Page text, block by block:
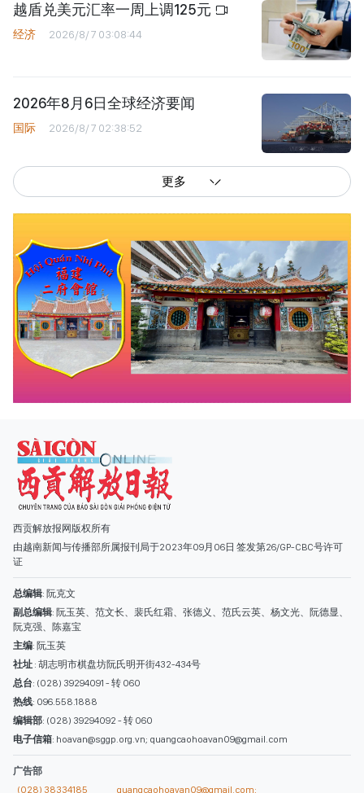
越盾兑美元汇率一周上调125元
经济 2026/8/7 03:08:44
2026年8月6日全球经济要闻
国际 2026/8/7 02:38:52
更多
西贡解放报网版权所有
由越南新闻与传播部所属报刊局于2023年09月06日 签发第26/GP-CBC号许可
副总编辑: 阮玉英、范文长、裴氏红霜、张德义、范氏云英、杨文光、阮德显、
阮克强、陈嘉宝
主编: 阮玉英
社址: 胡志明市棋盘坊阮氏明开街432-434号
总台: (028) 39294091 - 转 060
热线: 096.558.1888
编辑部: (028) 39294092 - 转 060
电子信箱
广告部
(028) 38334185
quangcaohoavan09@gmail.com;
类别